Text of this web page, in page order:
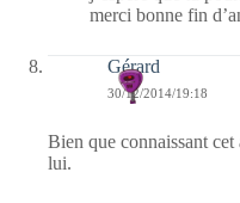
merci bonne fin
Gérard
30/12/2014/19:18
Bien que connaissant
lui.